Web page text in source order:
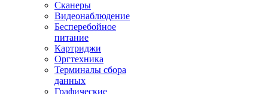
Сканеры
Видеонаблюдение
Бесперебойное
питание
Картриджи
Оргтехника
Терминалы сбора
данных
Графические